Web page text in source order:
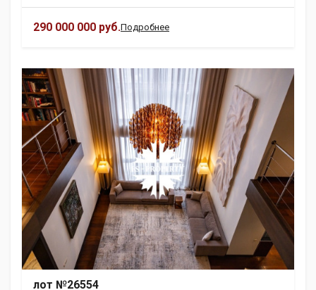
290 000 000 руб.Подробнее
лот №26554